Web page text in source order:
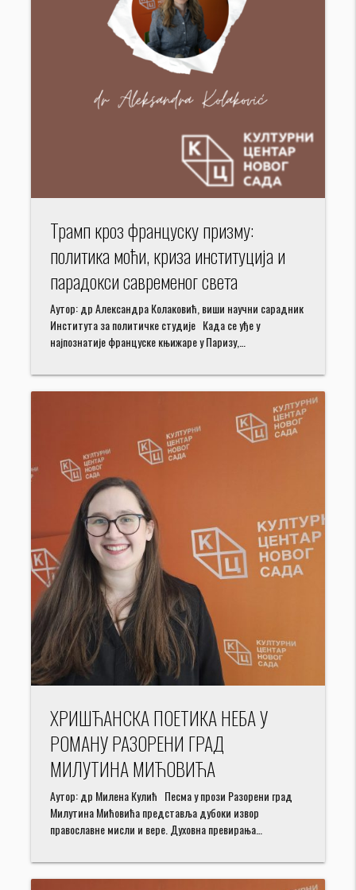
Трамп кроз француску призму:
политика моћи, криза институција и
парадокси савременог света
Аутор: др Александра Колаковић, виши научни сарадник
Института за политичке студије Када се уђе у
најпознатије француске књижаре у Паризу,…
ХРИШЋАНСКА ПОЕТИКА НЕБА У
РОМАНУ РАЗОРЕНИ ГРАД
МИЛУТИНА МИЋОВИЋА
Аутор: др Милена Кулић Песма у прози Разорени град
Милутина Мићовића представља дубоки извор
православне мисли и вере. Духовна превирања…